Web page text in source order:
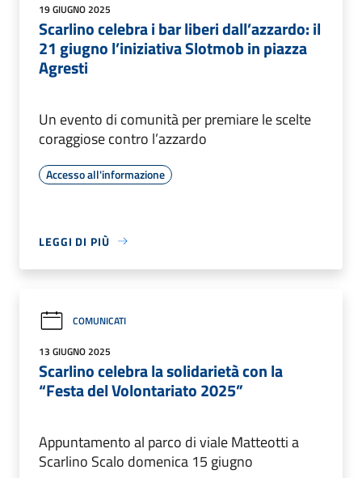
19 GIUGNO 2025
Scarlino celebra i bar liberi dall’azzardo: il
21 giugno l’iniziativa Slotmob in piazza
Agresti
Un evento di comunità per premiare le scelte
coraggiose contro l’azzardo
Accesso all'informazione
LEGGI DI PIÙ
COMUNICATI
13 GIUGNO 2025
Scarlino celebra la solidarietà con la
“Festa del Volontariato 2025”
Appuntamento al parco di viale Matteotti a
Scarlino Scalo domenica 15 giugno